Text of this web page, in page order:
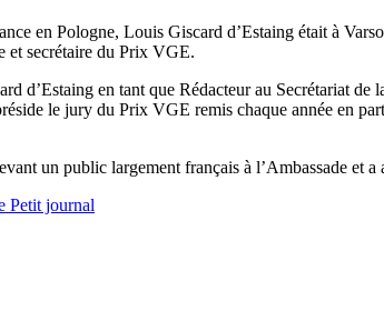
en Pologne, Louis Giscard d’Estaing était à
et secrétaire du Prix VGE.
d’Estaing en tant que Rédacteur au Secrétariat
le jury du Prix VGE remis chaque année en
un public largement français à l’Ambassade et
Petit journal